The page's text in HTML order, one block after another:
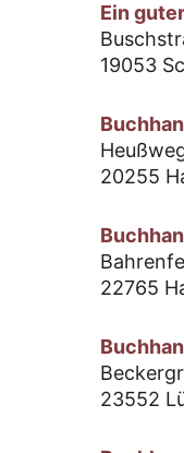
Ein
19053
20255
22765
23552